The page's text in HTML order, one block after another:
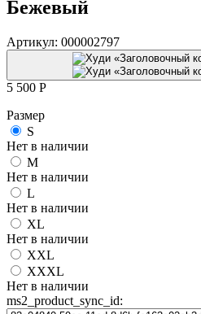
Бежевый
Артикул: 000002797
5 500 P
Размер
S
Нет в наличии
M
Нет в наличии
L
Нет в наличии
XL
Нет в наличии
XXL
XXXL
Нет в наличии
ms2_product_sync_id: